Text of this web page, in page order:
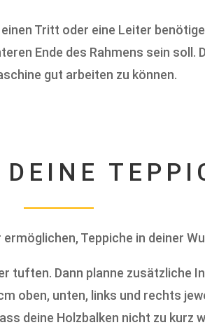
Tritt oder eine Leiter
Ende des Rahmens sein
gut arbeiten zu können.
Teppiche in deiner
tuften. Dann planne zusätzliche
oben, unten, links und rechts
deine Holzbalken nicht zu kurz